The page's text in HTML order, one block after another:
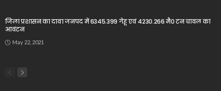
जिला प्रशासन का दावा जनपद में 6345.399 गेहू एवं 4230.266 मै0 टन चावल का
आवंटन
May 22, 2021